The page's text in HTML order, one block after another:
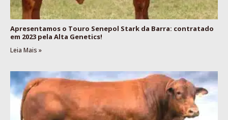
Apresentamos o Touro Senepol Stark da Barra: contratado
em 2023 pela Alta Genetics!
Leia Mais »